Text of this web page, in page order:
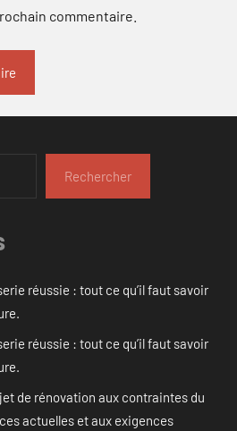
commentaire.
Rechercher
réussie : tout ce qu’il faut savoir
réussie : tout ce qu’il faut savoir
de rénovation aux contraintes du
actuelles et aux exigences